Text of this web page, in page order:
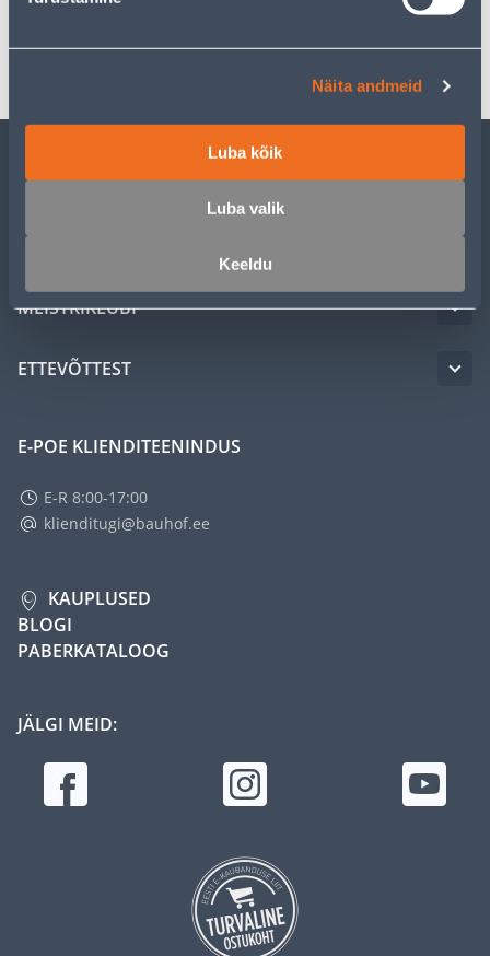
Näita andmeid
Luba kõik
Luba valik
Keeldu
Transport
KLIENDITEENINDUS
TEENUSED
MEISTRIKLUBI
ETTEVÕTTEST
E-POE KLIENDITEENINDUS
E-R 8:00-17:00
klienditugi@bauhof.ee
KAUPLUSED
BLOGI
PABERKATALOOG
JÄLGI MEID: